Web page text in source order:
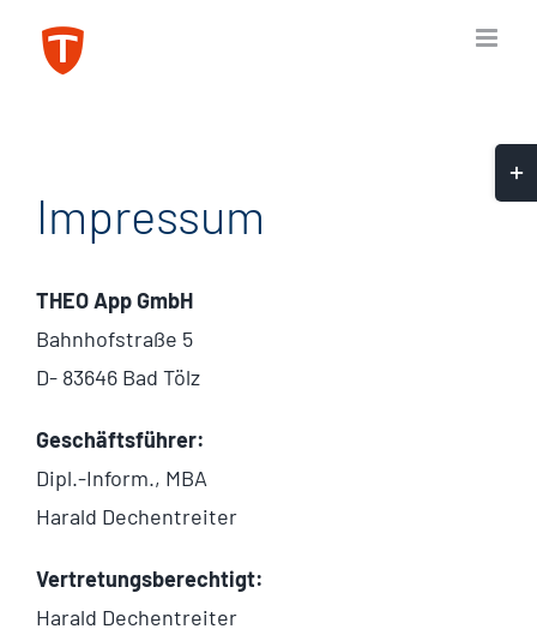
Inhalt
Impressum
THEO App GmbH
Bahnhofstraße 5
D- 83646 Bad Tölz
Geschäftsführer:
Dipl.-Inform., MBA
Harald Dechentreiter
Vertretungsberechtigt:
Harald Dechentreiter